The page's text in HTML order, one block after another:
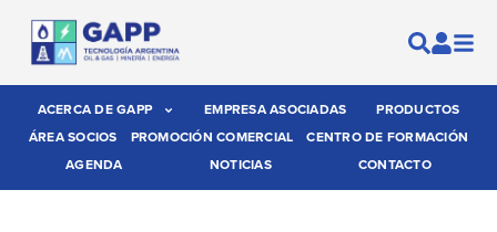
ACERCA DE GAPP EMPRESA ASOCIADAS
PRODUCTOS
ÁREA SOCIOS
PROMOCIÓN COMERCIAL
CENTRO DE FORMACIÓN
AGENDA
NOTICIAS CONTACTO